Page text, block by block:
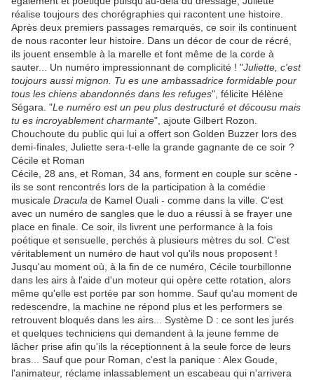
réalise toujours des chorégraphies qui racontent une histoire.
Après deux premiers passages remarqués, ce soir ils continuent
de nous raconter leur histoire. Dans un décor de cour de récré,
ils jouent ensemble à la marelle et font même de la corde à
sauter... Un numéro impressionnant de complicité ! "Juliette, c'est
toujours aussi mignon. Tu es une ambassadrice formidable pour
tous les chiens abandonnés dans les refuges", félicite Hélène
Ségara. "Le numéro est un peu plus destructuré et décousu mais
tu es incroyablement charmante", ajoute Gilbert Rozon.
Chouchoute du public qui lui a offert son Golden Buzzer lors des
demi-finales, Juliette sera-t-elle la grande gagnante de ce soir ?
Cécile et Roman
Cécile, 28 ans, et Roman, 34 ans, forment en couple sur scène -
ils se sont rencontrés lors de la participation à la comédie
musicale Dracula de Kamel Ouali - comme dans la ville. C'est
avec un numéro de sangles que le duo a réussi à se frayer une
place en finale. Ce soir, ils livrent une performance à la fois
poétique et sensuelle, perchés à plusieurs mètres du sol. C'est
véritablement un numéro de haut vol qu'ils nous proposent !
Jusqu'au moment où, à la fin de ce numéro, Cécile tourbillonne
dans les airs à l'aide d'un moteur qui opère cette rotation, alors
même qu'elle est portée par son homme. Sauf qu'au moment de
redescendre, la machine ne répond plus et les performers se
retrouvent bloqués dans les airs... Système D : ce sont les jurés
et quelques techniciens qui demandent à la jeune femme de
lâcher prise afin qu'ils la réceptionnent à la seule force de leurs
bras... Sauf que pour Roman, c'est la panique : Alex Goude,
l'animateur, réclame inlassablement un escabeau qui n'arrivera